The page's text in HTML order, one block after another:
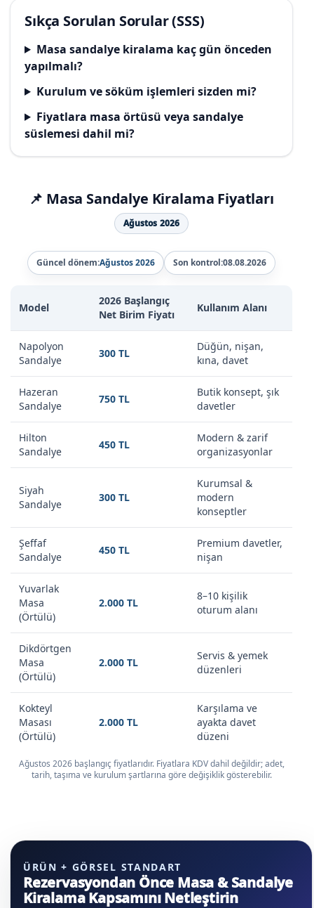
Sıkça Sorulan Sorular (SSS)
Masa sandalye kiralama kaç gün önceden
yapılmalı?
Kurulum ve söküm işlemleri sizden mi?
Fiyatlara masa örtüsü veya sandalye
süslemesi dahil mi?
📌 Masa Sandalye Kiralama Fiyatları
Ağustos 2026
Güncel dönem:Ağustos 2026 Son kontrol:08.08.2026
Model
2026 Başlangıç
Net Birim Fiyatı
Kullanım Alanı
Napolyon
Sandalye
300 TL
Düğün, nişan,
kına, davet
Hazeran
Sandalye
750 TL
Butik konsept, şık
davetler
Hilton
Sandalye
450 TL
Modern & zarif
organizasyonlar
Siyah
Sandalye
300 TL
Kurumsal &
modern
konseptler
Şeffaf
Sandalye
450 TL
Premium davetler,
nişan
Yuvarlak
Masa
(Örtülü)
2.000 TL
8–10 kişilik
oturum alanı
Dikdörtgen
Masa
(Örtülü)
2.000 TL
Servis & yemek
düzenleri
Kokteyl
Masası
(Örtülü)
2.000 TL
Karşılama ve
ayakta davet
düzeni
Ağustos 2026 başlangıç fiyatlarıdır. Fiyatlara KDV dahil değildir; adet,
tarih, taşıma ve kurulum şartlarına göre değişiklik gösterebilir.
ÜRÜN + GÖRSEL STANDART
Rezervasyondan Önce Masa & Sandalye
Kiralama Kapsamını Netleştirin